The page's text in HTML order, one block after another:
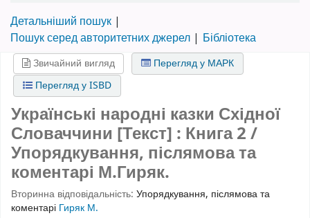
Детальніший пошук
Пошук серед авторитетних джерел
Бібліотека
Звичайний вигляд
Перегляд у МАРК
Перегляд у ISBD
Українські народні казки Східної
Словаччини [Текст] : Книга 2 /
Упорядкування, післямова та
коментарі М.Гиряк.
Вторинна відповідальність: Упорядкування, післямова та
коментарі Гиряк М.